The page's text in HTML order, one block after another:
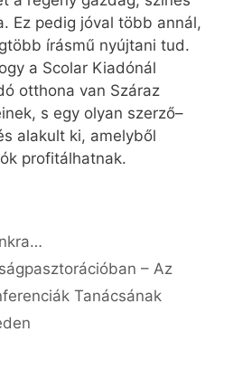
Ez pedig jóval több annál,
írásmű nyújtani tud.
a Scolar Kiadónál
otthona van Száraz
s egy olyan szerző–
alakult ki, amelyből
profitálhatnak.
– Az
Tanácsának